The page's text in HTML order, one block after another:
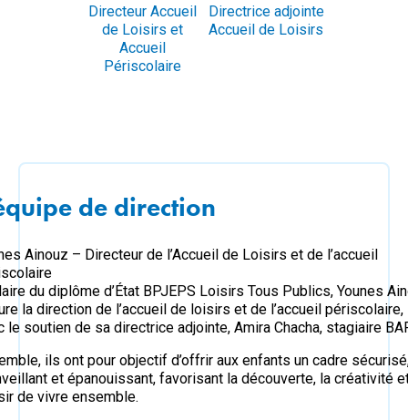
Directeur Accueil
de Loisirs et
Accueil
Périscolaire
Directrice adjointe
Accueil de Loisirs
de direction
Ainouz – Directeur de l’Accueil de Loisirs et de l’accueil
du diplôme d’État BPJEPS Loisirs Tous Publics, Younes
la direction de l’accueil de loisirs et de l’accueil périscolaire,
le soutien de sa directrice adjointe, Amira Chacha, stagiaire
ils ont pour objectif d’offrir aux enfants un cadre
et épanouissant, favorisant la découverte, la créativité
de vivre ensemble.